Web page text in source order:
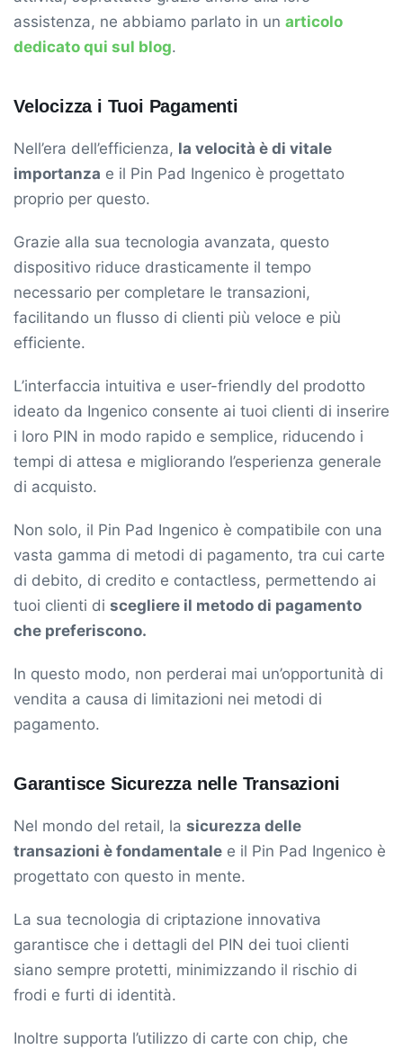
assistenza, ne abbiamo parlato in un articolo
dedicato qui sul blog.
Velocizza i Tuoi Pagamenti
Nell’era dell’efficienza, la velocità è di vitale
importanza e il Pin Pad Ingenico è progettato
proprio per questo.
Grazie alla sua tecnologia avanzata, questo
dispositivo riduce drasticamente il tempo
necessario per completare le transazioni,
facilitando un flusso di clienti più veloce e più
efficiente.
L’interfaccia intuitiva e user-friendly del prodotto
ideato da Ingenico consente ai tuoi clienti di inserire
i loro PIN in modo rapido e semplice, riducendo i
tempi di attesa e migliorando l’esperienza generale
di acquisto.
Non solo, il Pin Pad Ingenico è compatibile con una
vasta gamma di metodi di pagamento, tra cui carte
di debito, di credito e contactless, permettendo ai
tuoi clienti di scegliere il metodo di pagamento
che preferiscono.
In questo modo, non perderai mai un’opportunità di
vendita a causa di limitazioni nei metodi di
pagamento.
Garantisce Sicurezza nelle Transazioni
Nel mondo del retail, la sicurezza delle
transazioni è fondamentale e il Pin Pad Ingenico è
progettato con questo in mente.
La sua tecnologia di criptazione innovativa
garantisce che i dettagli del PIN dei tuoi clienti
siano sempre protetti, minimizzando il rischio di
frodi e furti di identità.
Inoltre supporta l’utilizzo di carte con chip, che